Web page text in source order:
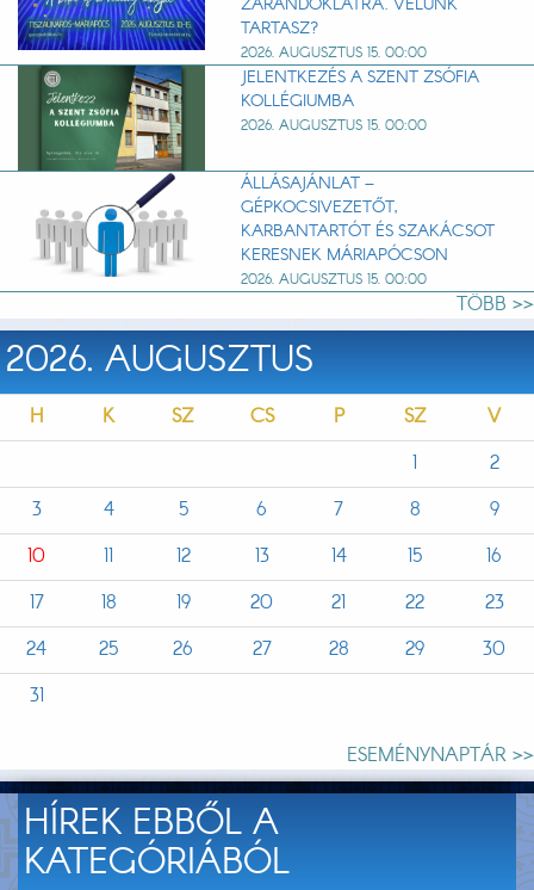
TARTASZ?
2026. AUGUSZTUS 15. 00:00
JELENTKEZÉS A SZENT ZSÓFIA
KOLLÉGIUMBA
2026. AUGUSZTUS 15. 00:00
ÁLLÁSAJÁNLAT –
GÉPKOCSIVEZETŐT,
KARBANTARTÓT ÉS SZAKÁCSOT
KERESNEK MÁRIAPÓCSON
2026. AUGUSZTUS 15. 00:00
TÖBB >>
2026. AUGUSZTUS
H K SZ CS P SZ
V
1
2
3
4 5 6 7 8
9
10
11 12 13 14 15
16
17
18 19 20 21 22
23
24
25 26 27 28 29
30
31
ESEMÉNYNAPTÁR >>
HÍREK EBBŐL A
KATEGÓRIÁBÓL